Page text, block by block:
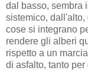
dal basso, sembra
sistemico,
cose si integrano
rendere gli alberi
rispetto a un
di asfalto, tanto